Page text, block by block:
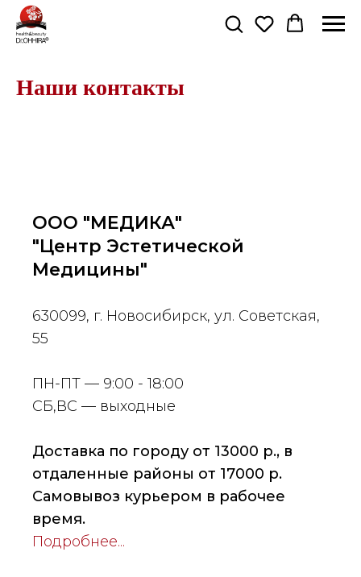
Наши контакты
ООО "МЕДИКА"
"Центр Эстетической
Медицины"
630099, г. Новосибирск, ул. Советская,
55
ПН-ПТ — 9:00 - 18:00
СБ,ВС — выходные
Доставка по городу от 13000 р., в
отдаленные районы от 17000 р.
Самовывоз курьером в рабочее
время.
Подробнее...